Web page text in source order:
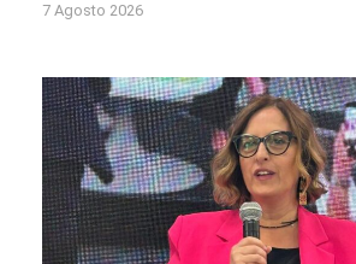
7 Agosto 2026